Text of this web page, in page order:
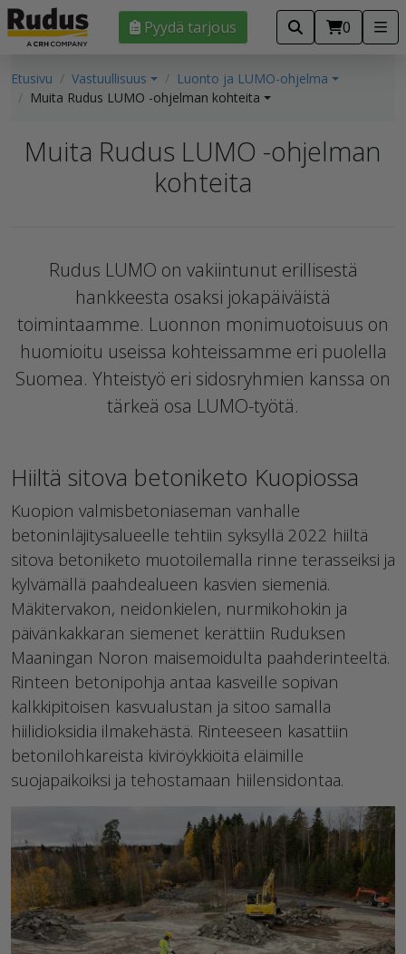
Pyydä tarjous 0
Etusivu Vastuullisuus
Luonto ja LUMO-ohjelma
Muita Rudus LUMO -ohjelman kohteita
Muita Rudus LUMO -ohjelman
kohteita
Rudus LUMO on vakiintunut erillisestä
hankkeesta osaksi jokapäiväistä
toimintaamme. Luonnon monimuotoisuus on
huomioitu useissa kohteissamme eri puolella
Suomea. Yhteistyö eri sidosryhmien kanssa on
tärkeä osa LUMO-työtä.
Hiiltä sitova betoniketo Kuopiossa
Kuopion valmisbetoniaseman vanhalle
betoninläjitysalueelle tehtiin syksyllä 2022 hiiltä
sitova betoniketo muotoilemalla rinne terasseiksi ja
kylvämällä paahdealueen kasvien siemeniä.
Mäkitervakon, neidonkielen, nurmikohokin ja
päivänkakkaran siemenet kerättiin Ruduksen
Maaningan Noron maisemoidulta paahderinteeltä.
Rinteen betonipohja antaa kasveille sopivan
kalkkipitoisen kasvualustan ja sitoo samalla
hiilidioksidia ilmakehästä. Rinteeseen kasattiin
betonilohkareista kiviröykkiöitä eläimille
suojapaikoiksi ja tehostamaan hiilensidontaa.